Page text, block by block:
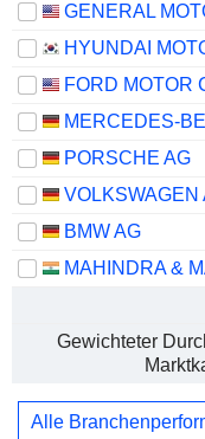
FORD MOTOR
PORSCHE AG
VOLKSWAGEN
BMW AG
Gewichteter
Alle